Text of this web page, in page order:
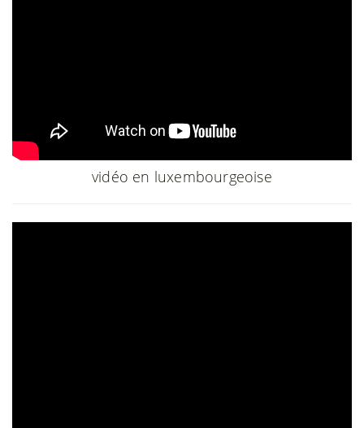
vidéo en luxembourgeoise